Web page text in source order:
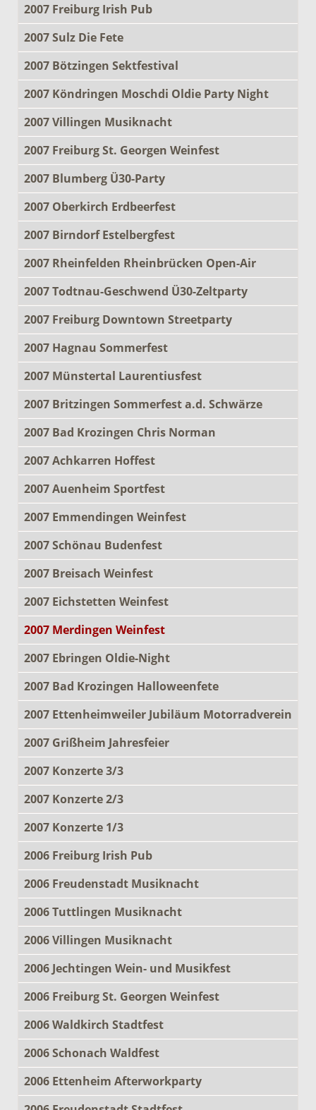
2007 Freiburg Irish Pub
2007 Sulz Die Fete
2007 Bötzingen Sektfestival
2007 Köndringen Moschdi Oldie Party Night
2007 Villingen Musiknacht
2007 Freiburg St. Georgen Weinfest
2007 Blumberg Ü30-Party
2007 Oberkirch Erdbeerfest
2007 Birndorf Estelbergfest
2007 Rheinfelden Rheinbrücken Open-Air
2007 Todtnau-Geschwend Ü30-Zeltparty
2007 Freiburg Downtown Streetparty
2007 Hagnau Sommerfest
2007 Münstertal Laurentiusfest
2007 Britzingen Sommerfest a.d. Schwärze
2007 Bad Krozingen Chris Norman
2007 Achkarren Hoffest
2007 Auenheim Sportfest
2007 Emmendingen Weinfest
2007 Schönau Budenfest
2007 Breisach Weinfest
2007 Eichstetten Weinfest
2007 Merdingen Weinfest
2007 Ebringen Oldie-Night
2007 Bad Krozingen Halloweenfete
2007 Ettenheimweiler Jubiläum Motorradverein
2007 Grißheim Jahresfeier
2007 Konzerte 3/3
2007 Konzerte 2/3
2007 Konzerte 1/3
2006 Freiburg Irish Pub
2006 Freudenstadt Musiknacht
2006 Tuttlingen Musiknacht
2006 Villingen Musiknacht
2006 Jechtingen Wein- und Musikfest
2006 Freiburg St. Georgen Weinfest
2006 Waldkirch Stadtfest
2006 Schonach Waldfest
2006 Ettenheim Afterworkparty